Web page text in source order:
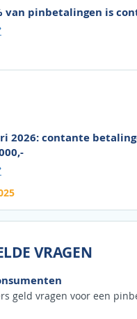
van pinbetalingen is
2026: contante
VRAGEN
geld vragen voor een